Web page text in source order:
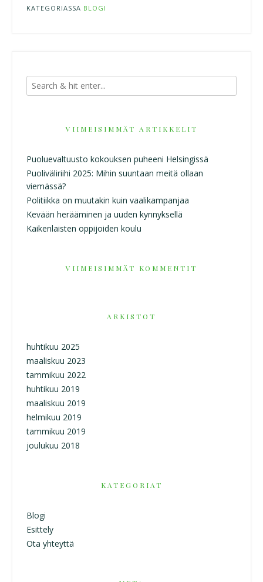
KATEGORIASSA BLOGI
VIIMEISIMMÄT ARTIKKELIT
Puoluevaltuusto kokouksen puheeni Helsingissä
Puoliväliriihi 2025: Mihin suuntaan meitä ollaan
viemässä?
Politiikka on muutakin kuin vaalikampanjaa
Kevään herääminen ja uuden kynnyksellä
Kaikenlaisten oppijoiden koulu
VIIMEISIMMÄT KOMMENTIT
ARKISTOT
huhtikuu 2025
maaliskuu 2023
tammikuu 2022
huhtikuu 2019
maaliskuu 2019
helmikuu 2019
tammikuu 2019
joulukuu 2018
KATEGORIAT
Blogi
Esittely
Ota yhteyttä